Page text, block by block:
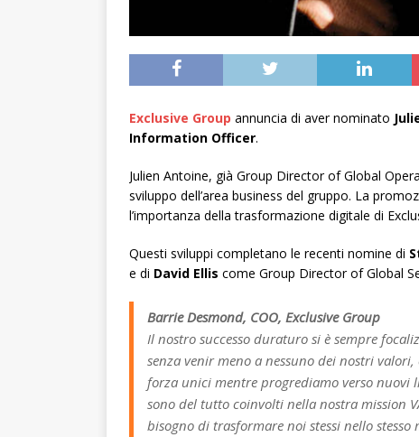
Exclusive Group annuncia di aver nominato
Information Officer.
Julien Antoine, già Group Director of Global
sviluppo dell’area business del gruppo. La
l’importanza della trasformazione digitale di
Questi sviluppi completano le recenti nomine di
e di David Ellis come Group Director of Global
Barrie Desmond, COO, Exclusive Group
Il nostro successo duraturo si è sempre
senza venir meno a nessuno dei nostri
forza unici mentre progrediamo verso nuovi
sono del tutto coinvolti nella nostra mission
bisogno di trasformare noi stessi nello